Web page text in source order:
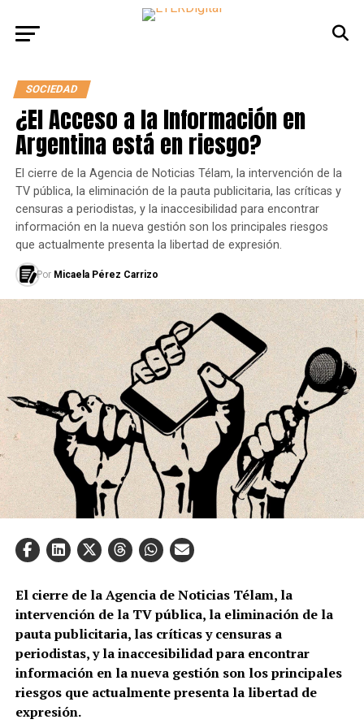
SOCIEDAD
¿El Acceso a la Información en
Argentina está en riesgo?
El cierre de la Agencia de Noticias Télam, la intervención de la
TV pública, la eliminación de la pauta publicitaria, las críticas y
censuras a periodistas, y la inaccesibilidad para encontrar
información en la nueva gestión son los principales riesgos
que actualmente presenta la libertad de expresión.
Por Micaela Pérez Carrizo
El cierre de la Agencia de Noticias Télam, la
intervención de la TV pública, la eliminación de la
pauta publicitaria, las críticas y censuras a
periodistas, y la inaccesibilidad para encontrar
información en la nueva gestión son los principales
riesgos que actualmente presenta la libertad de
expresión.